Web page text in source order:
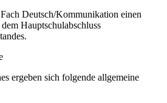
Deutsch/Kommunikation einen
Hauptschulabschluss
ergeben sich folgende allgemeine